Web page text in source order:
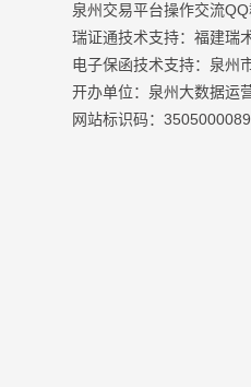
泉州交易平台操作交流
瑞证通技术支持：福建
电子保函技术支持：泉
开办单位：泉州大数据运
网站标识码：